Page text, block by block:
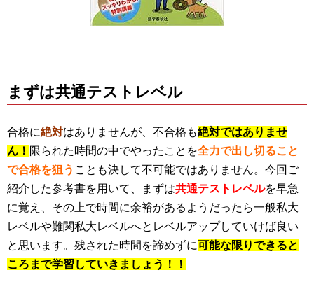
まずは共通テストレベル
合格に絶対はありませんが、不合格も絶対ではありませ
ん！ 限られた時間の中でやったことを全力で出し切ること
で合格を狙う ことも決して不可能ではありません。今回ご
紹介した参考書を用いて、まずは共通テストレベルを早急
に覚え、その上で時間に余裕があるようだったら一般私大
レベルや難関私大レベルへとレベルアップしていけば良い
と思います。残された時間を諦めずに可能な限りできると
ころまで学習していきましょう！！